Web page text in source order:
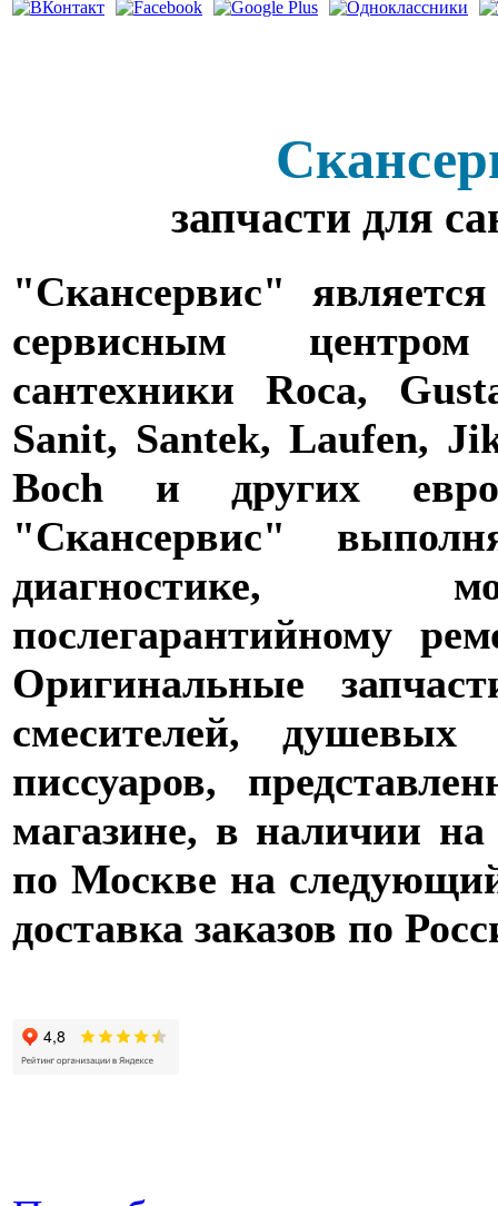
запчасти для
"Скансервис"
сервисным
сантехники Roca,
Sanit, Santek, Laufen,
Boch и других
"Скансервис"
диагностике,
послегарантийному
Оригинальные
смесителей, душевых
писсуаров,
магазине, в наличии на
по Москве на
доставка заказов по